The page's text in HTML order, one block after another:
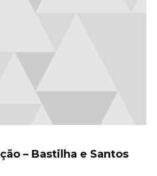
– Bastilha e Santos